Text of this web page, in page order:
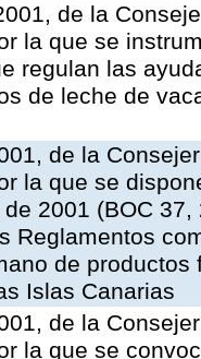
de la
la que se
regulan las
de leche de
de la
la que se
2001 (BOC
Reglamentos
de
Islas Canarias
de la
la que se